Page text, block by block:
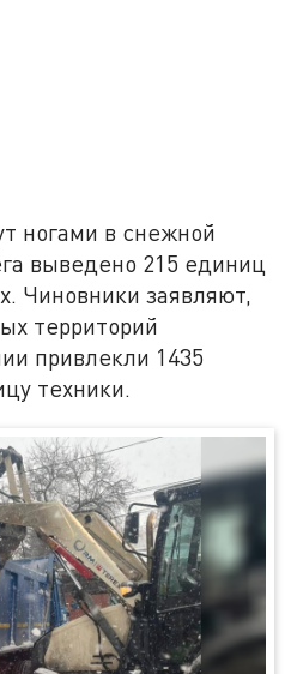
ногами в снежной
выведено 215 единиц
Чиновники заявляют,
территорий
привлекли 1435
техники.